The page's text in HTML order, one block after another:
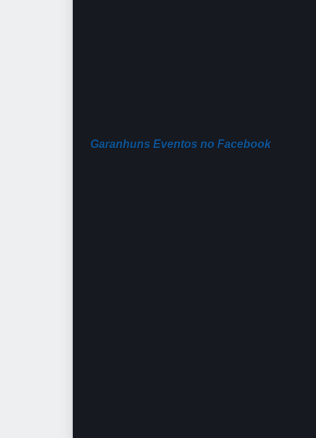
Garanhuns Eventos no Facebook